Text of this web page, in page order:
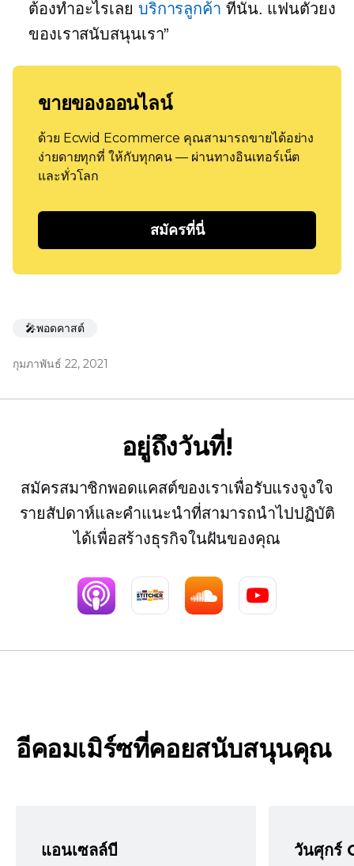
ต้องทำอะไรเลย บริการลูกค้า ที่นั่น. แฟนตัวยง
ของเราสนับสนุนเรา”
ขายของออนไลน์
ด้วย Ecwid Ecommerce คุณสามารถขายได้อย่าง
ง่ายดายทุกที่ ให้กับทุกคน — ผ่านทางอินเทอร์เน็ต
และทั่วโลก
สมัครที่นี่
🎤พอดคาสต์
กุมภาพันธ์ 22, 2021
อยู่ถึงวันที่!
สมัครสมาชิกพอดแคสต์ของเราเพื่อรับแรงจูงใจ
รายสัปดาห์และคำแนะนำที่สามารถนำไปปฏิบัติ
ได้เพื่อสร้างธุรกิจในฝันของคุณ
อีคอมเมิร์ซที่คอยสนับสนุนคุณ
แอนเซลล์บี
วันศุกร์